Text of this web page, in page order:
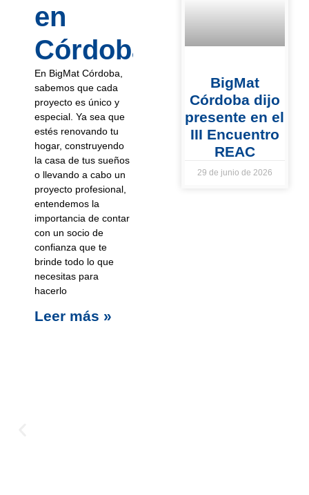
en
Córdoba?
En BigMat Córdoba,
sabemos que cada
proyecto es único y
especial. Ya sea que
estés renovando tu
hogar, construyendo
la casa de tus sueños
o llevando a cabo un
proyecto profesional,
entendemos la
importancia de contar
con un socio de
confianza que te
brinde todo lo que
necesitas para
hacerlo
Leer más »
BigMat
Córdoba dijo
presente en el
III Encuentro
REAC
29 de junio de 2026